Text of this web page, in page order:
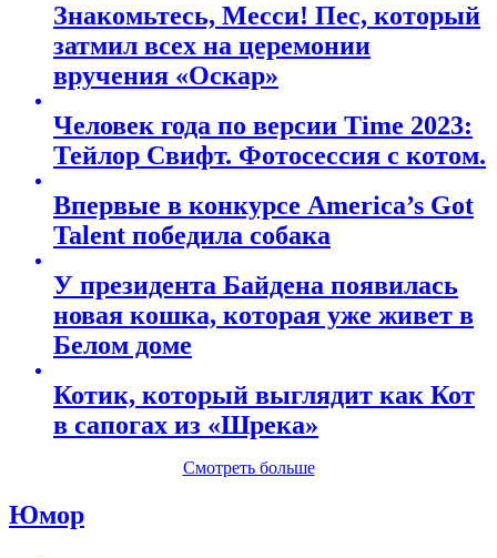
Знакомьтесь, Месси! Пес, который
затмил всех на церемонии
вручения «Оскар»
Человек года по версии Time 2023:
Тейлор Свифт. Фотосессия с котом.
Впервые в конкурсе America’s Got
Talent победила собака
У президента Байдена появилась
новая кошка, которая уже живет в
Белом доме
Котик, который выглядит как Кот
в сапогах из «Шрека»
Смотреть больше
Юмор